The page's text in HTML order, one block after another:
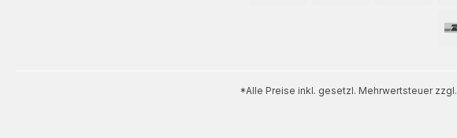
*Alle Preise inkl. gesetzl. Mehrwertsteuer zzgl.